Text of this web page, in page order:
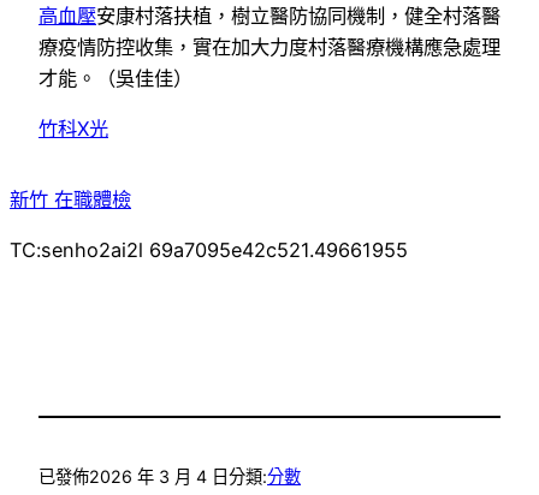
高血壓安康村落扶植，樹立醫防協同機制，健全村落醫
療疫情防控收集，實在加大力度村落醫療機構應急處理
才能。（吳佳佳）
竹科X光
新竹 在職體檢
TC:senho2ai2l 69a7095e42c521.49661955
已發佈2026 年 3 月 4 日分類:分數